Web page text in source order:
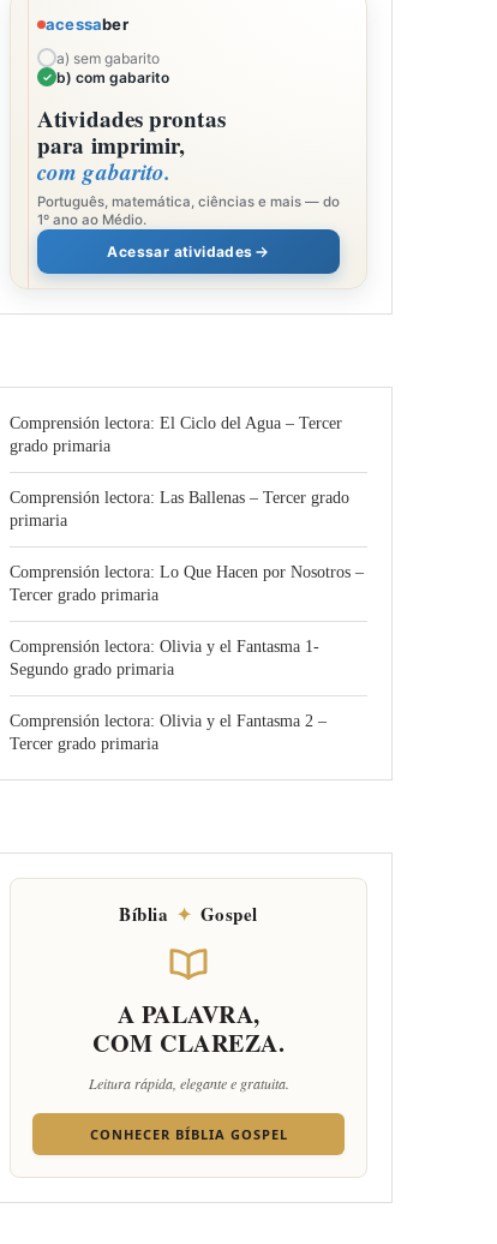
acessaber
a) sem gabarito
b) com gabarito
Atividades prontas
para imprimir,
com gabarito.
Português, matemática, ciências e mais — do
1º ano ao Médio.
Acessar atividades
Comprensión lectora: El Ciclo del Agua – Tercer
grado primaria
Comprensión lectora: Las Ballenas – Tercer grado
primaria
Comprensión lectora: Lo Que Hacen por Nosotros –
Tercer grado primaria
Comprensión lectora: Olivia y el Fantasma 1-
Segundo grado primaria
Comprensión lectora: Olivia y el Fantasma 2 –
Tercer grado primaria
Bíblia ✦ Gospel
A PALAVRA,
COM CLAREZA.
Leitura rápida, elegante e gratuita.
CONHECER BÍBLIA GOSPEL